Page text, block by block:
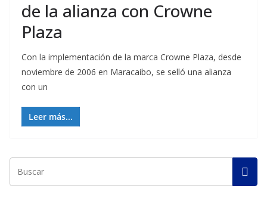
de la alianza con Crowne
Plaza
Con la implementación de la marca Crowne Plaza, desde
noviembre de 2006 en Maracaibo, se selló una alianza
con un
Leer más...